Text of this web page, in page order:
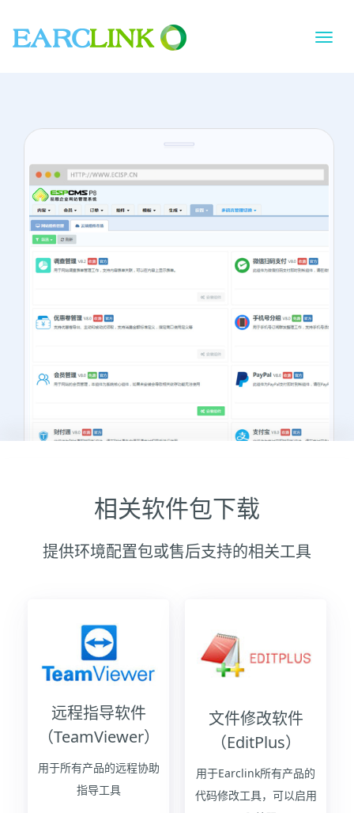
切
运行平台：Linux或Windows平台、PHP5.3至PHP7.4、MySQL5
版本信息：P8.21012001稳定版
更新时间：2021-03-28 22:15:36
下载提示：已配置好运行的环境的，请下载服务器安装包，否则
请下载集成包
相关软件包下载
提供环境配置包或售后支持的相关工具
远程指导软件
（TeamViewer）
用于所有产品的远程协助
指导工具
文件修改软件
（EditPlus）
用于Earclink所有产品的
代码修改工具，可以启用